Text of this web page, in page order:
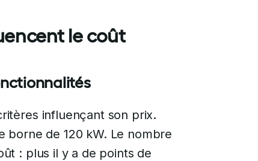
le coût
influençant son prix.
borne de 120 kW. Le nombre
: plus il y a de points de